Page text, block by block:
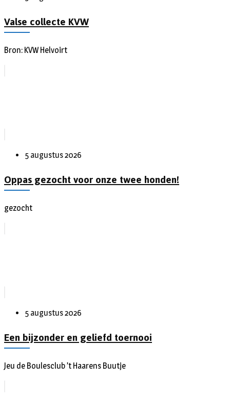
Valse collecte KVW
Bron: KVW Helvoirt
5 augustus 2026
Oppas gezocht voor onze twee honden!
gezocht
5 augustus 2026
Een bijzonder en geliefd toernooi
Jeu de Boulesclub ’t Haarens Buutje